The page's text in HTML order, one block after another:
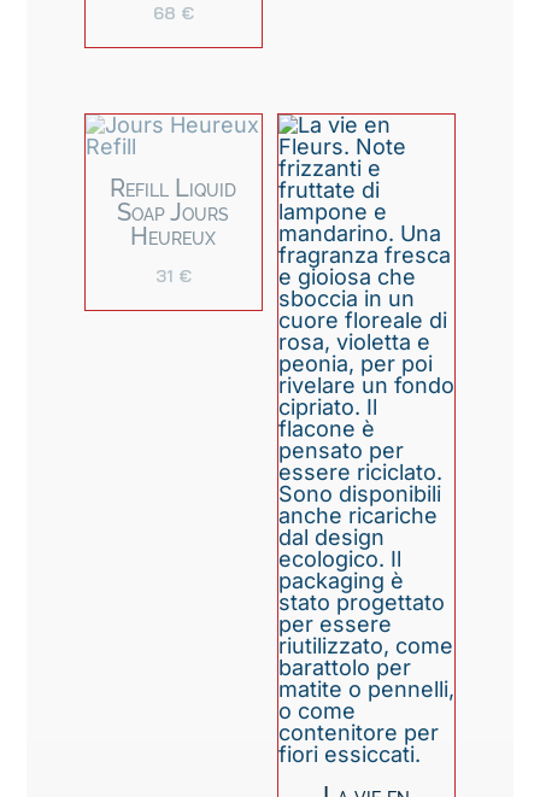
68 €
Refill Liquid
Soap Jours
Heureux
31 €